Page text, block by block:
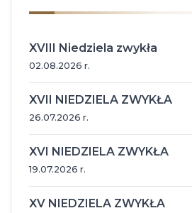
XVIII Niedziela zwykła
02.08.2026 r.
XVII NIEDZIELA ZWYKŁA
26.07.2026 r.
XVI NIEDZIELA ZWYKŁA
19.07.2026 r.
XV NIEDZIELA ZWYKŁA